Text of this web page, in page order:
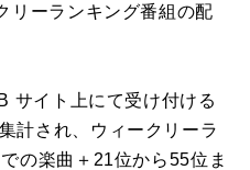
リーランキング番組の配
サイト上にて受け付ける
計され、ウィークリーラ
の楽曲＋21位から55位ま